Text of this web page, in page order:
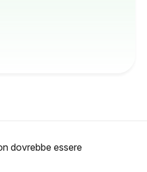
dovrebbe essere